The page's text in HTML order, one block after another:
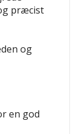
præcist
og
en god